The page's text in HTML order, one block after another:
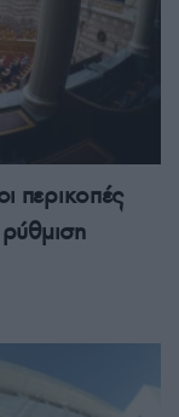
περικοπές
ρύθμιση